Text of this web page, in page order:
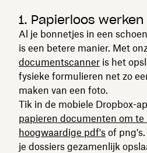
1. Papierloos werken
Al je bonnetjes in een
is een betere manier. Met
documentscanner is het
fysieke formulieren net zo
maken van een foto.
Tik in de mobiele Dropbox-
papieren documenten om te
hoogwaardige pdf's of
je dossiers gezamenlijk